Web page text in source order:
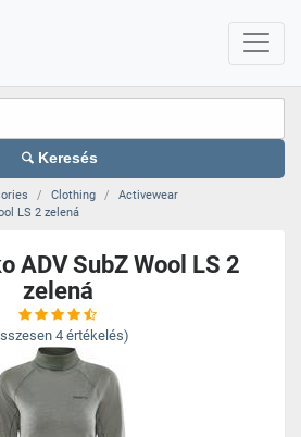
Keresés
Clothing
Activewear
LS 2 zelená
ADV SubZ Wool LS 2
zelená
4 értékelés)